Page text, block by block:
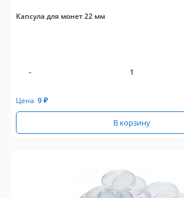
Капсула для монет 22 мм
-
Цена 9₽
В корзину